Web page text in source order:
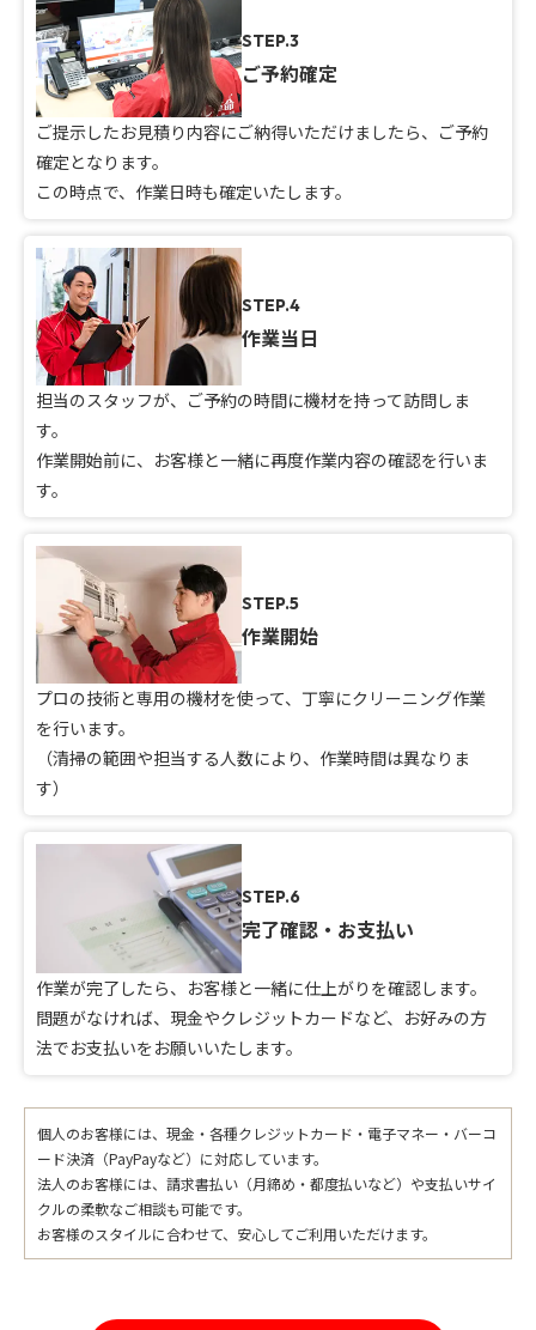
STEP.3
ご予約確定
ご提示したお見積り内容にご納得いただけましたら、ご予約
確定となります。
この時点で、作業日時も確定いたします。
STEP.4
作業当日
担当のスタッフが、ご予約の時間に機材を持って訪問しま
す。
作業開始前に、お客様と一緒に再度作業内容の確認を行いま
す。
STEP.5
作業開始
プロの技術と専用の機材を使って、丁寧にクリーニング作業
を行います。
（清掃の範囲や担当する人数により、作業時間は異なりま
す）
STEP.6
完了確認・お支払い
作業が完了したら、お客様と一緒に仕上がりを確認します。
問題がなければ、現金やクレジットカードなど、お好みの方
法でお支払いをお願いいたします。
個人のお客様には、現金・各種クレジットカード・電子マネー・バーコ
ード決済（PayPayなど）に対応しています。
法人のお客様には、請求書払い（月締め・都度払いなど）や支払いサイ
クルの柔軟なご相談も可能です。
お客様のスタイルに合わせて、安心してご利用いただけます。